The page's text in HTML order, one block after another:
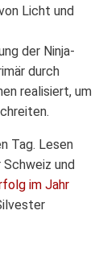
Licht und
der Ninja-
durch
realisiert, um
Tag. Lesen
und
im Jahr